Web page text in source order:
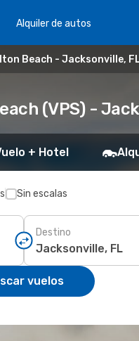
Alquiler de autos
Beach - Jacksonville,
(VPS) -
+ Hotel
Sin escalas
Destino
vuelos